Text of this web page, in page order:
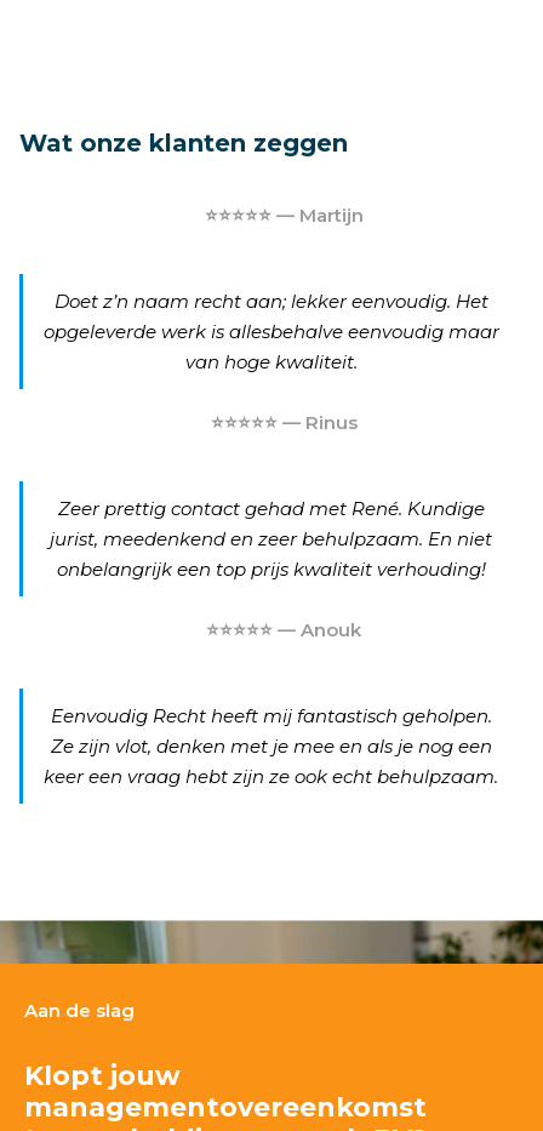
Wat onze klanten zeggen
⭐⭐⭐⭐⭐ — Martijn
Doet z’n naam recht aan; lekker eenvoudig. Het
opgeleverde werk is allesbehalve eenvoudig maar
van hoge kwaliteit.
⭐⭐⭐⭐⭐ — Rinus
Zeer prettig contact gehad met René. Kundige
jurist, meedenkend en zeer behulpzaam. En niet
onbelangrijk een top prijs kwaliteit verhouding!
⭐⭐⭐⭐⭐ — Anouk
Eenvoudig Recht heeft mij fantastisch geholpen.
Ze zijn vlot, denken met je mee en als je nog een
keer een vraag hebt zijn ze ook echt behulpzaam.
Aan de slag
Klopt jouw
managementovereenkomst